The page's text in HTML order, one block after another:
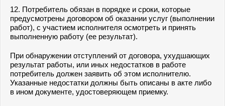
12. Потребитель обязан в порядке и сроки, которые
предусмотрены договором об оказании услуг (выполнении
работ), с участием исполнителя осмотреть и принять
выполненную работу (ее результат).
При обнаружении отступлений от договора, ухудшающих
результат работы, или иных недостатков в работе
потребитель должен заявить об этом исполнителю.
Указанные недостатки должны быть описаны в акте либо
в ином документе, удостоверяющем приемку.